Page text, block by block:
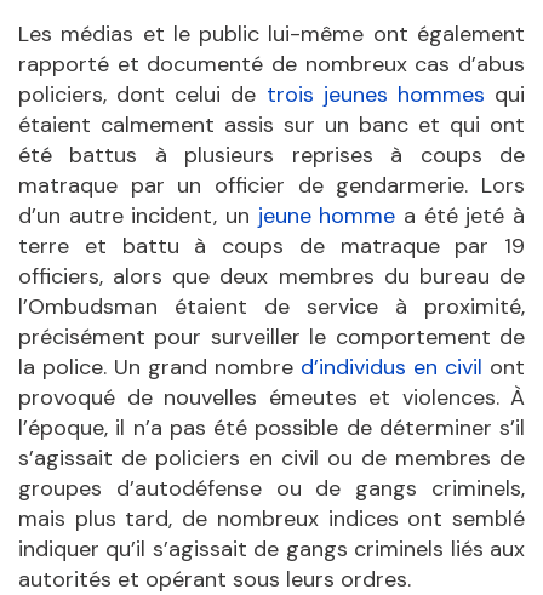
Les médias et le public lui-même ont également
rapporté et documenté de nombreux cas d’abus
policiers, dont celui de trois jeunes hommes qui
étaient calmement assis sur un banc et qui ont
été battus à plusieurs reprises à coups de
matraque par un officier de gendarmerie. Lors
d’un autre incident, un jeune homme a été jeté à
terre et battu à coups de matraque par 19
officiers, alors que deux membres du bureau de
l’Ombudsman étaient de service à proximité,
précisément pour surveiller le comportement de
la police. Un grand nombre d’individus en civil ont
provoqué de nouvelles émeutes et violences. À
l’époque, il n’a pas été possible de déterminer s’il
s’agissait de policiers en civil ou de membres de
groupes d’autodéfense ou de gangs criminels,
mais plus tard, de nombreux indices ont semblé
indiquer qu’il s’agissait de gangs criminels liés aux
autorités et opérant sous leurs ordres.